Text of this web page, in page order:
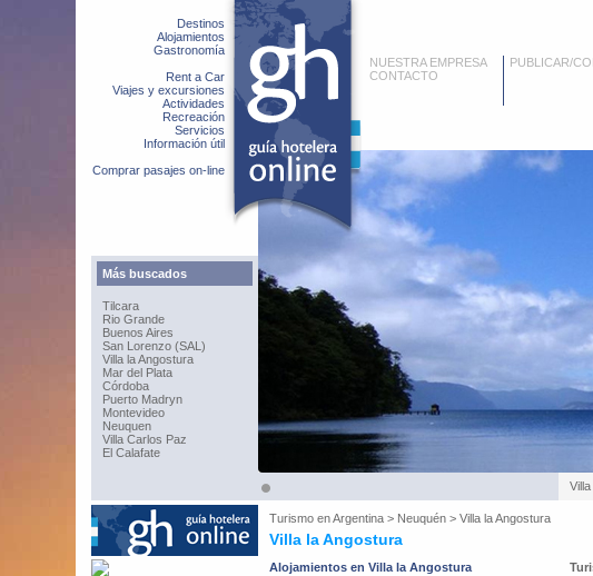
Destinos
Alojamientos
Gastronomía
Rent a Car
Viajes y excursiones
Actividades
Recreación
Servicios
Información útil
Comprar pasajes on-line
Más buscados
Tilcara
Rio Grande
Buenos Aires
San Lorenzo (SAL)
Villa la Angostura
Mar del Plata
Córdoba
Puerto Madryn
Montevideo
Neuquen
Villa Carlos Paz
El Calafate
NUESTRA EMPRESA
CONTACTO
PUBLICAR/
Turismo enArgentina > Neuquén > Villa la Angostura
Villa la Angostura
Alojamientos en Villa la Angostura